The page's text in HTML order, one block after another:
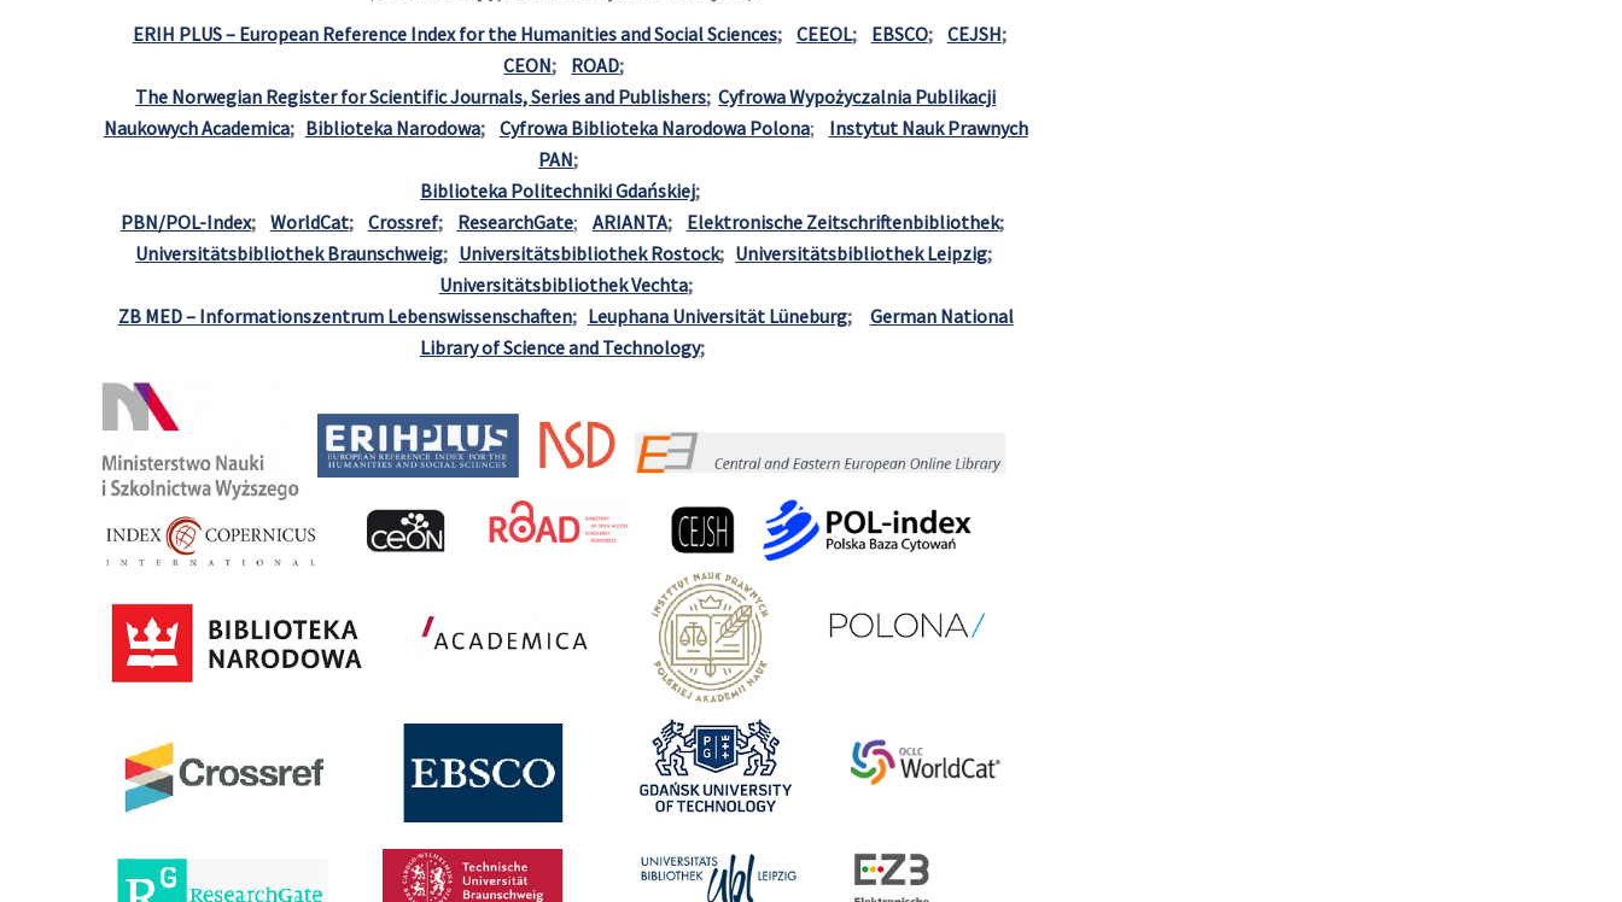
ERIH PLUS – European Reference Index for the Humanities and Social Sciences; CEEOL; EBSCO; CEJSH;
CEON; ROAD;
The Norwegian Register for Scientific Journals, Series and Publishers;Cyfrowa Wypożyczalnia Publikacji
Naukowych Academica; Biblioteka Narodowa; Cyfrowa Biblioteka Narodowa Polona;
Instytut Nauk Prawnych
PAN;
Biblioteka Politechniki Gdańskiej;
PBN/POL-Index; WorldCat; Crossref; ResearchGate; ARIANTA; Elektronische Zeitschriftenbibliothek;
Universitätsbibliothek Braunschweig; Universitätsbibliothek Rostock; Universitätsbibliothek Leipzig;
Universitätsbibliothek Vechta;
ZB MED – Informationszentrum Lebenswissenschaften; Leuphana Universität Lüneburg; German National
Library of Science and Technology;